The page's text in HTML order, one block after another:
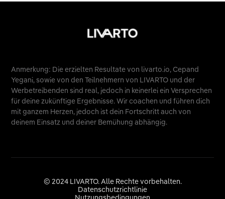
Anmerkung: Die erzielten Resultate von livarto.io, Cepand
Yegani, sowie von den Teilnehmern von LIVARTO und der
Werbetreibenden sind real, jedoch in keinerlei ein Versprechen
für deine zukünftige Ergebnisse. Wir coachen und führen dich
mit ganzem Herzen, jedoch ist dein Fortschritt auch von
deinem Einsatz und deiner Bemühung abhängig.
© 2024 LIVARTO. Alle Rechte vorbehalten.
Datenschutzrichtlinie